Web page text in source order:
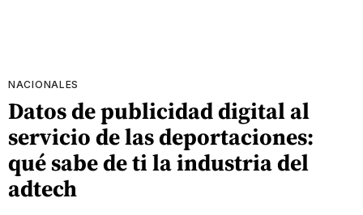
NACIONALES
Datos de publicidad digital al
servicio de las deportaciones:
qué sabe de ti la industria del
adtech